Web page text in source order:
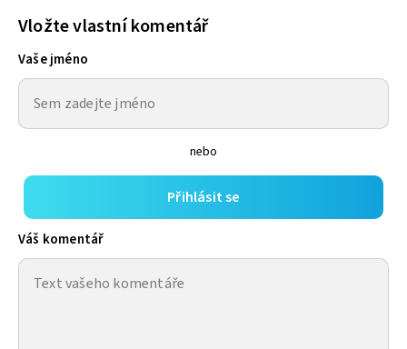
Vložte vlastní komentář
Vaše jméno
nebo
Přihlásit se
Váš komentář